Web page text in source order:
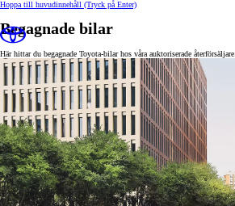
Hoppa till huvudinnehåll (Tryck på Enter)
Begagnade bilar
Här hittar du begagnade Toyota-bilar hos våra auktoriserade återförsäljare.